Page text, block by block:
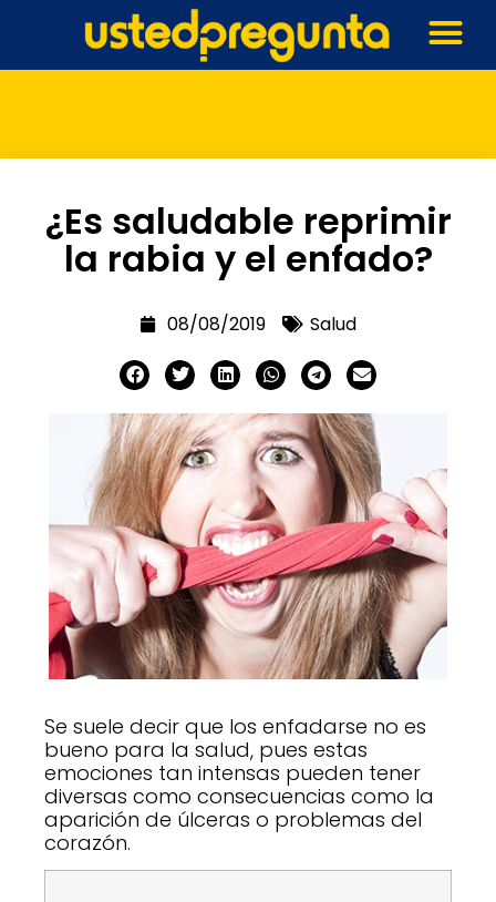
¿Es saludable reprimir
la rabia y el enfado?
08/08/2019 Salud
Se suele decir que los enfadarse no es
bueno para la salud, pues estas
emociones tan intensas pueden tener
diversas como consecuencias como la
aparición de úlceras o problemas del
corazón.